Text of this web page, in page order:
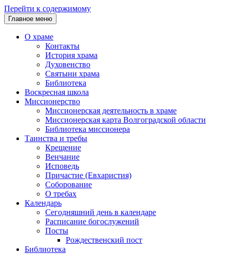
Перейти к содержимому
Главное меню
О храме
Контакты
История храма
Духовенство
Святыни храма
Библиотека
Воскресная школа
Миссионерство
Миссионерская деятельность в храме
Миссионерская карта Волгоградской области
Библиотека миссионера
Таинства и требы
Крещение
Венчание
Исповедь
Причастие (Евхаристия)
Соборование
О требах
Календарь
Сегодняшний день в календаре
Расписание богослужений
Посты
Рождественский пост
Библиотека